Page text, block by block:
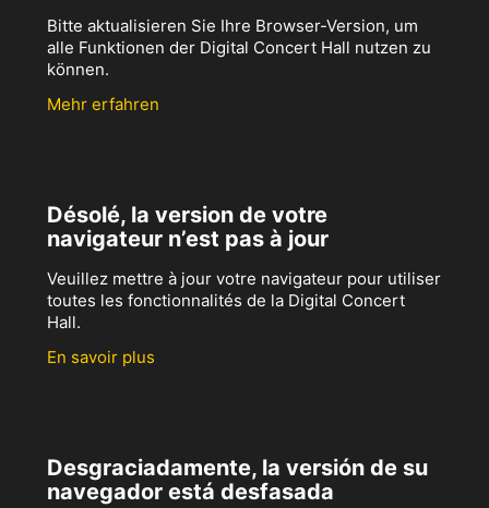
Bitte aktualisieren Sie Ihre Browser-Version, um
alle Funktionen der Digital Concert Hall nutzen zu
können.
Mehr erfahren
Désolé, la version de votre
navigateur n’est pas à jour
Veuillez mettre à jour votre navigateur pour utiliser
toutes les fonctionnalités de la Digital Concert
Hall.
En savoir plus
Desgraciadamente, la versión de su
navegador está desfasada